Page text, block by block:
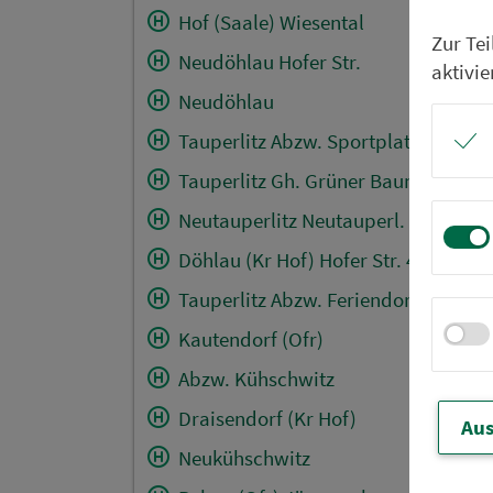
Hof (Saale) Wiesental
Neudöhlau Hofer Str.
Neudöhlau
Tauperlitz Abzw. Sportplatzweg
Tauperlitz Gh. Grüner Baum
Neutauperlitz Neutauperl. Str.
Döhlau (Kr Hof) Hofer Str. 4
Tauperlitz Abzw. Feriendorf
Kautendorf (Ofr)
Abzw. Kühschwitz
Draisendorf (Kr Hof)
Neukühschwitz
Zur